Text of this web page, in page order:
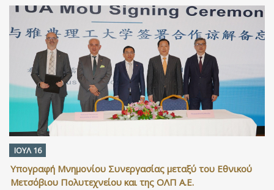
ΙΟΥΛ 16
Υπογραφή Μνημονίου Συνεργασίας μεταξύ του Εθνικού
Μετσόβιου Πολυτεχνείου και της ΟΛΠ Α.Ε.